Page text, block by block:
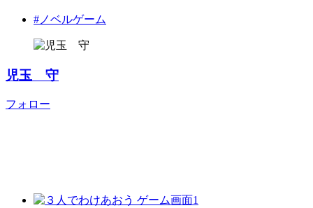
#ノベルゲーム
児玉 守
フォロー